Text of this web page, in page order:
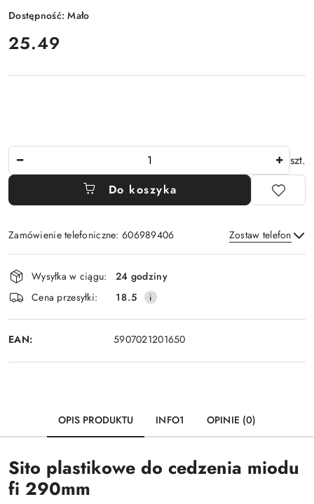
Dostępność:Mało
cena:
25.49
szt.
Do koszyka
Zamówienie telefoniczne: 606989406 Zostaw telefon
Wyślij
Dostępność
i
dostawa
Wysyłka w ciągu:
24 godziny
Cena przesyłki:
18.5
EAN: 5907021201650
OPIS PRODUKTU INFO1 OPINIE (0)
Sito plastikowe do cedzenia miodu
fi 290mm